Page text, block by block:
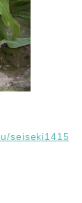
seiseki1415